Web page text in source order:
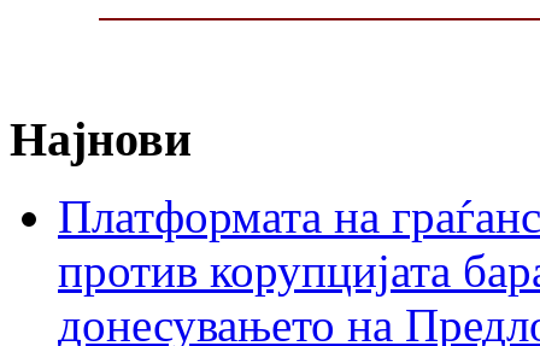
Најнови
Платформата на
против корупцијата
донесувањето на